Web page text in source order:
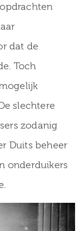
dat de
Toch
slechtere
zodanig
Duits beheer
onderduikers